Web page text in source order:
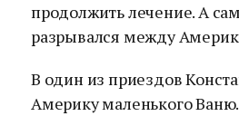
продолжить лечение. А
разрывался между
В один из приездов
Америку маленького